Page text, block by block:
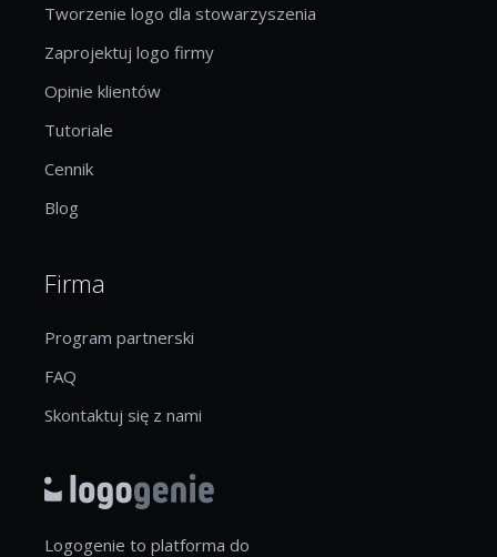
Tworzenie logo dla stowarzyszenia
Zaprojektuj logo firmy
Opinie klientów
Tutoriale
Cennik
Blog
Firma
Program partnerski
FAQ
Skontaktuj się z nami
Logogenie to platforma do